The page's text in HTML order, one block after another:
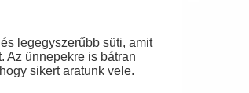
legegyszerűbb süti, amit
Az ünnepekre is bátran
sikert aratunk vele.